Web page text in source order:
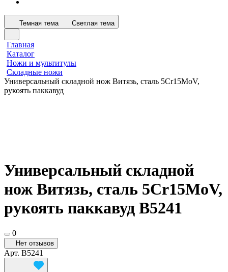
Темная тема Светлая тема
Главная
Каталог
Ножи и мультитулы
Складные ножи
Универсальный складной нож Витязь, сталь 5Cr15MoV,
рукоять паккавуд
Универсальный складной
нож Витязь, сталь 5Cr15MoV,
рукоять паккавуд B5241
0
Нет отзывов
Арт. B5241